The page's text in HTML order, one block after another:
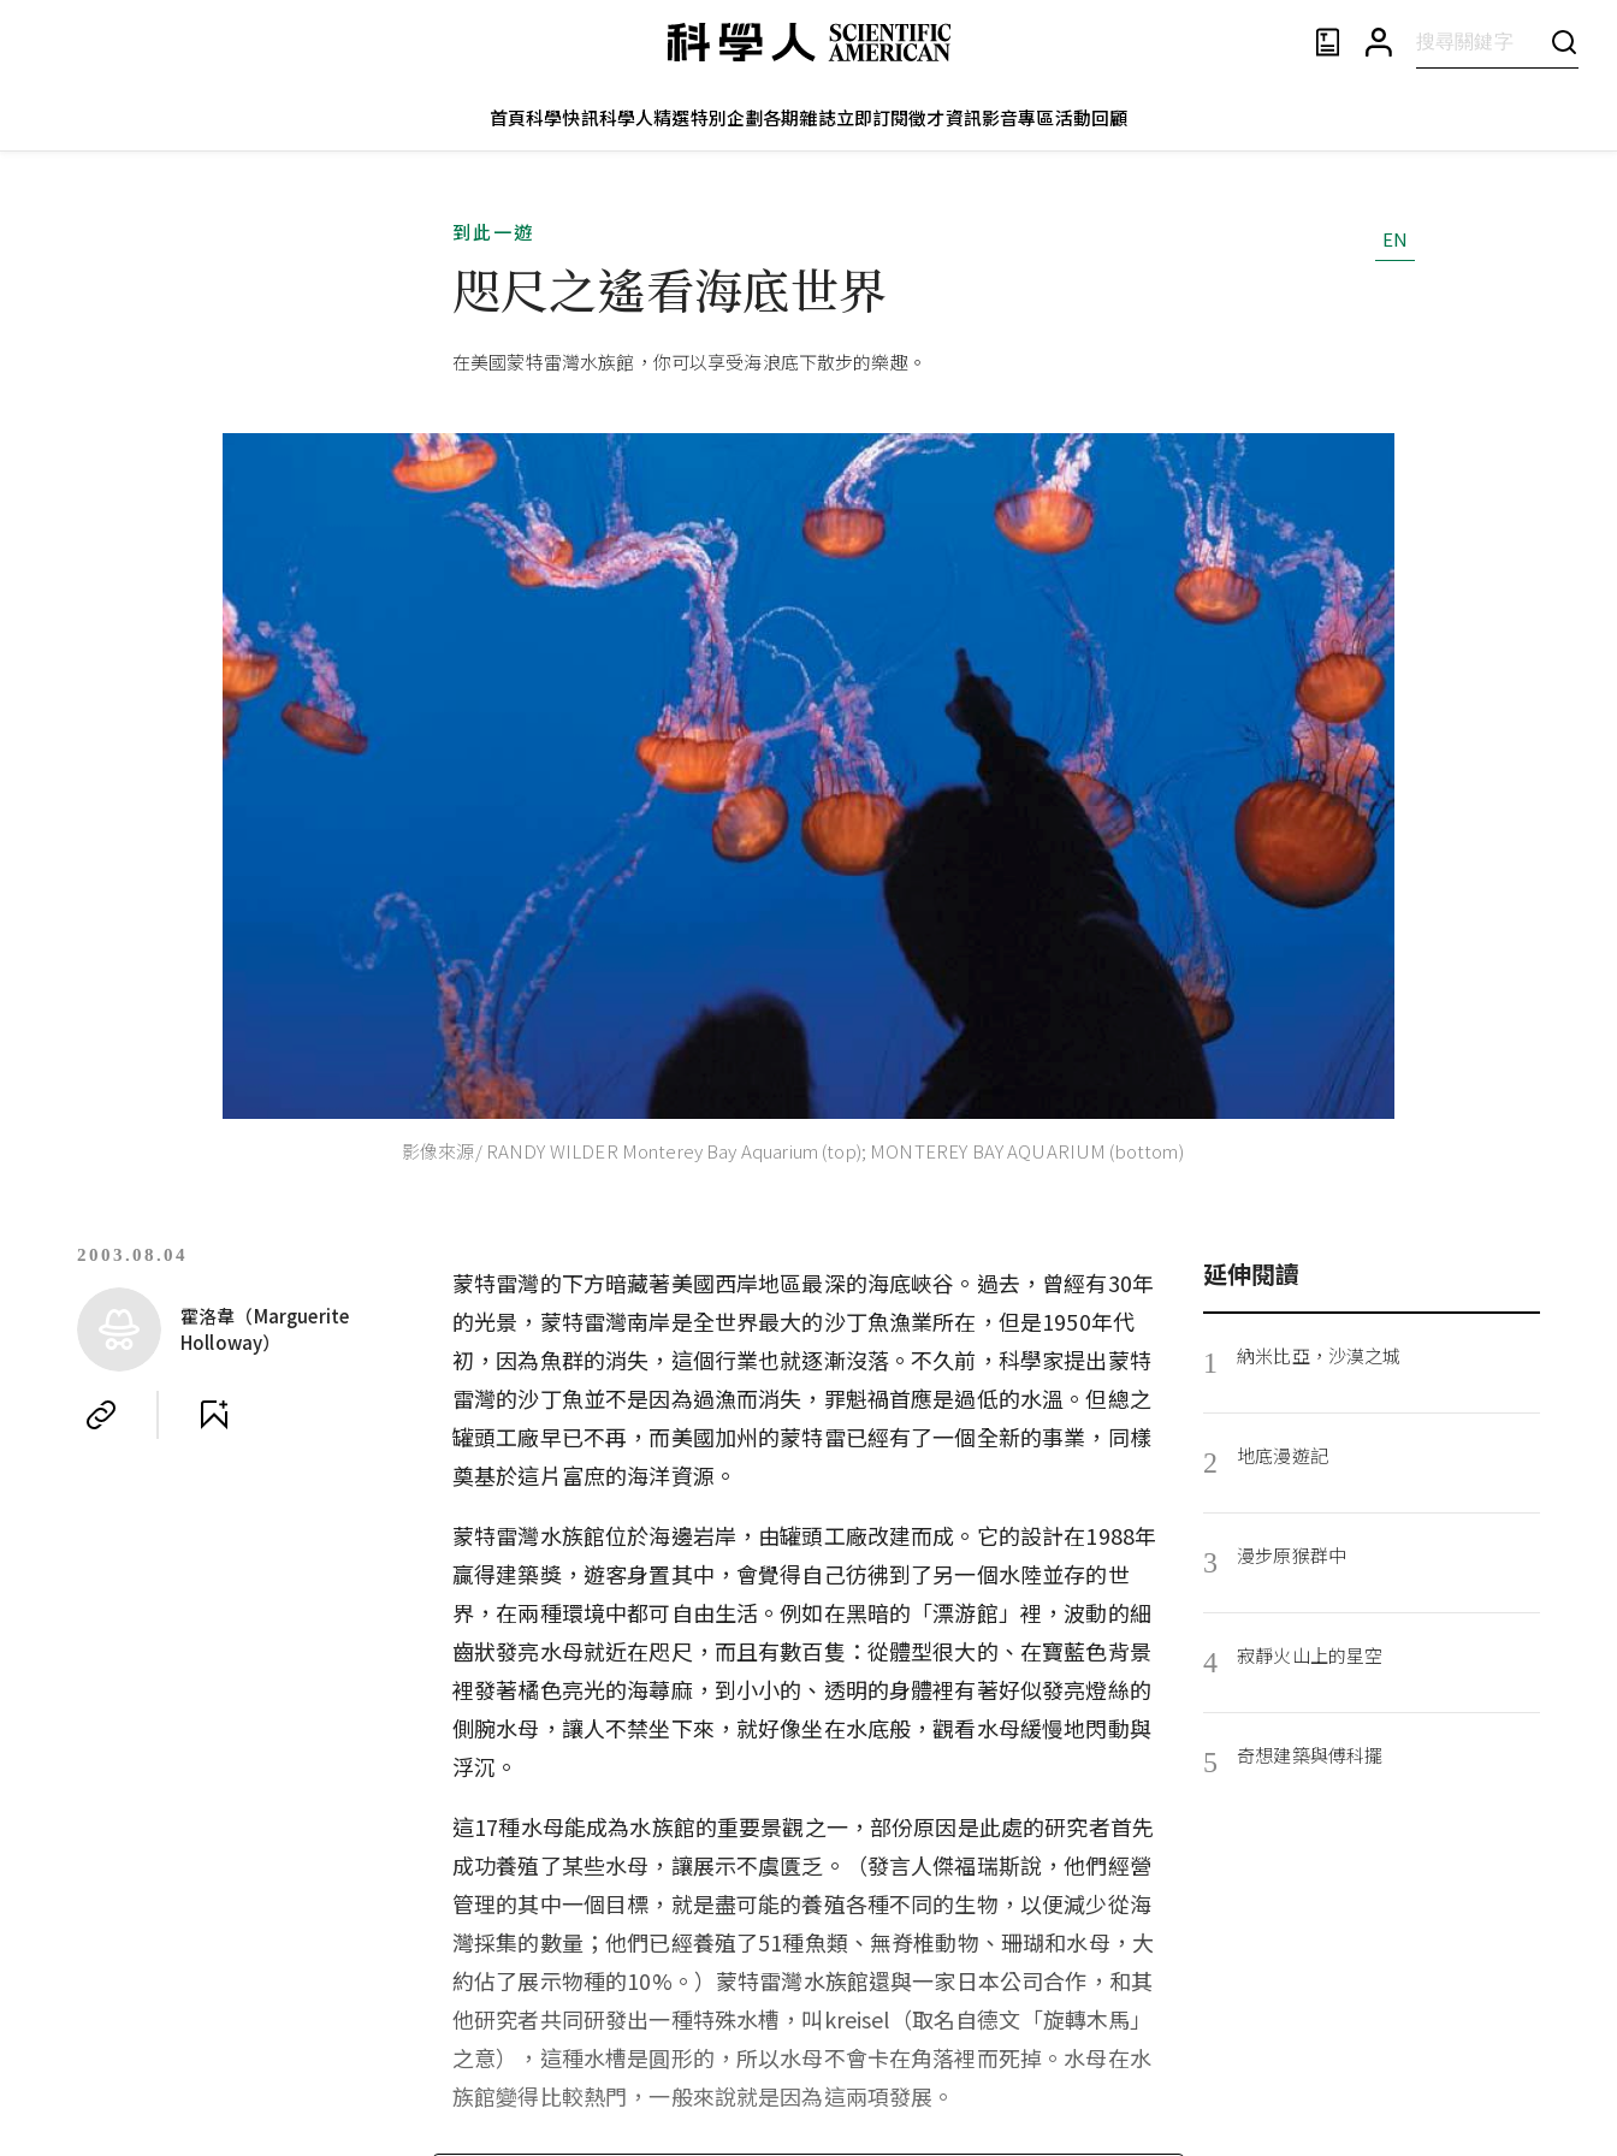
首頁科學快訊科學人精選特別企劃各期雜誌立即訂閱徵才資訊影音專區活動回顧
到此一遊
咫尺之遙看海底世界
在美國蒙特雷灣水族館，你可以享受海浪底下散步的樂趣。
EN
影像來源/ RANDY WILDER Monterey Bay Aquarium (top); MONTEREY BAY AQUARIUM (bottom)
2003.08.04
霍洛韋（Marguerite
Holloway）
蒙特雷灣的下方暗藏著美國西岸地區最深的海底峽谷。過去，曾經有30年
的光景，蒙特雷灣南岸是全世界最大的沙丁魚漁業所在，但是1950年代
初，因為魚群的消失，這個行業也就逐漸沒落。不久前，科學家提出蒙特
雷灣的沙丁魚並不是因為過漁而消失，罪魁禍首應是過低的水溫。但總之
罐頭工廠早已不再，而美國加州的蒙特雷已經有了一個全新的事業，同樣
奠基於這片富庶的海洋資源。
蒙特雷灣水族館位於海邊岩岸，由罐頭工廠改建而成。它的設計在1988年
贏得建築獎，遊客身置其中，會覺得自己彷彿到了另一個水陸並存的世
界，在兩種環境中都可自由生活。例如在黑暗的「漂游館」裡，波動的細
齒狀發亮水母就近在咫尺，而且有數百隻：從體型很大的、在寶藍色背景
裡發著橘色亮光的海蕁麻，到小小的、透明的身體裡有著好似發亮燈絲的
側腕水母，讓人不禁坐下來，就好像坐在水底般，觀看水母緩慢地閃動與
浮沉。
這17種水母能成為水族館的重要景觀之一，部份原因是此處的研究者首先
成功養殖了某些水母，讓展示不虞匱乏。（發言人傑福瑞斯說，他們經營
管理的其中一個目標，就是盡可能的養殖各種不同的生物，以便減少從海
灣採集的數量；他們已經養殖了51種魚類、無脊椎動物、珊瑚和水母，大
約佔了展示物種的10%。）蒙特雷灣水族館還與一家日本公司合作，和其
他研究者共同研發出一種特殊水槽，叫kreisel（取名自德文「旋轉木馬」
之意），這種水槽是圓形的，所以水母不會卡在角落裡而死掉。水母在水
族館變得比較熱門，一般來說就是因為這兩項發展。
延伸閱讀
1 納米比亞，沙漠之城
2 地底漫遊記
3 漫步原猴群中
4 寂靜火山上的星空
5 奇想建築與傅科擺